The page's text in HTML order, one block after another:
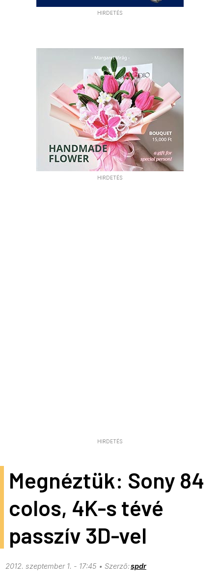
HIRDETÉS
HIRDETÉS
HIRDETÉS
Megnéztük: Sony 84
colos, 4K-s tévé
passzív 3D-vel
2012. szeptember 1. - 17:45 spdr